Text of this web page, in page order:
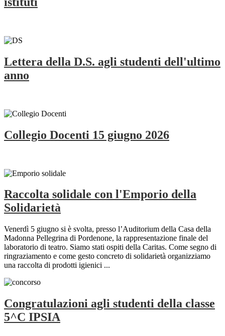
Lettera della D.S. agli studenti dell'ultimo
anno
Collegio Docenti 15 giugno 2026
Raccolta solidale con l'Emporio della
Solidarietà
Venerdì 5 giugno si è svolta, presso l’Auditorium della Casa della
Madonna Pellegrina di Pordenone, la rappresentazione finale del
laboratorio di teatro. Siamo stati ospiti della Caritas. Come segno di
ringraziamento e come gesto concreto di solidarietà organizziamo
una raccolta di prodotti igienici ...
Congratulazioni agli studenti della classe
5^C IPSIA